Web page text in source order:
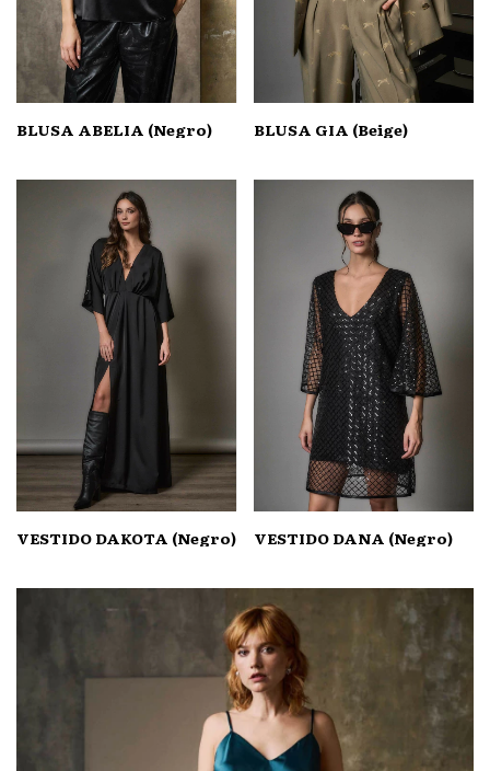
BLUSA ABELIA (Negro) BLUSA GIA (Beige)
VESTIDO DAKOTA (Negro) VESTIDO DANA (Negro)